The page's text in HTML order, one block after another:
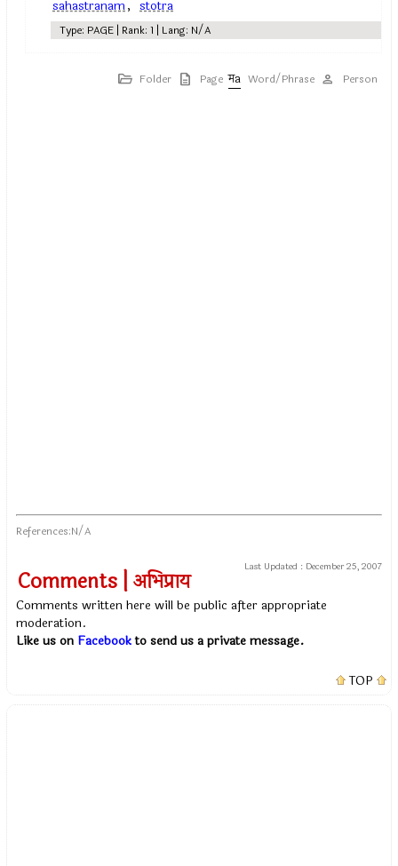
sahastranam, stotra
Type: PAGE | Rank: 1 | Lang: N/A
Folder Page Word/Phrase Person
References:N/A
Last Updated : December 25, 2007
Comments | अभिप्राय
Comments written here will be public after appropriate
moderation.
Like us on Facebookto send us a private message.
TOP